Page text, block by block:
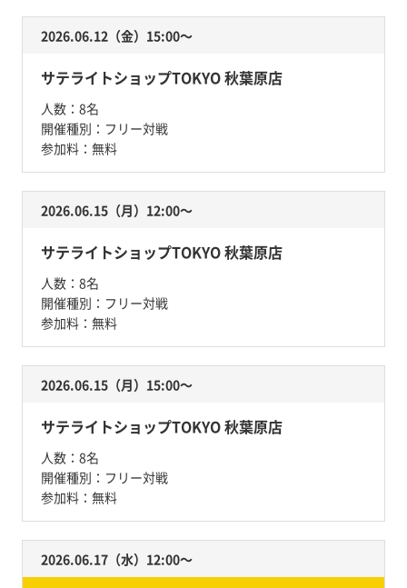
2026.06.12（金）15:00〜
サテライトショップTOKYO 秋葉原店
人数： 8名
開催種別： フリー対戦
参加料： 無料
2026.06.15（月）12:00〜
サテライトショップTOKYO 秋葉原店
人数： 8名
開催種別： フリー対戦
参加料： 無料
2026.06.15（月）15:00〜
サテライトショップTOKYO 秋葉原店
人数： 8名
開催種別： フリー対戦
参加料： 無料
2026.06.17（水）12:00〜